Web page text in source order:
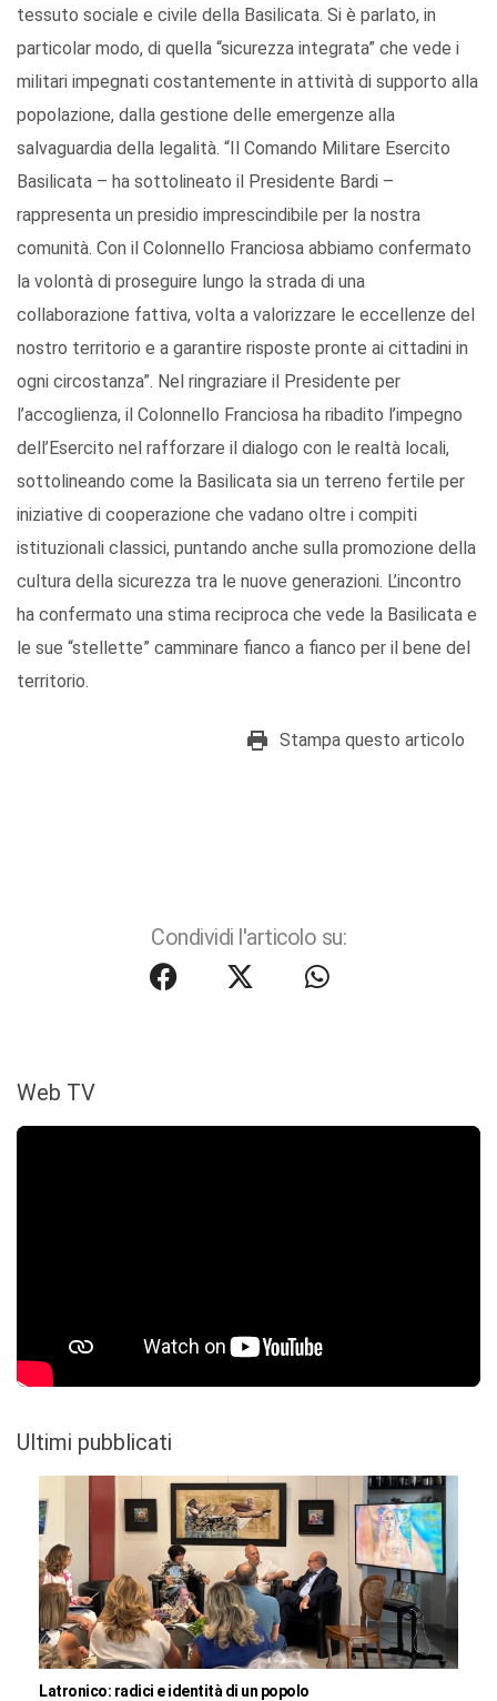
tessuto sociale e civile della Basilicata. Si è parlato, in
particolar modo, di quella “sicurezza integrata” che vede i
militari impegnati costantemente in attività di supporto alla
popolazione, dalla gestione delle emergenze alla
salvaguardia della legalità. “Il Comando Militare Esercito
Basilicata – ha sottolineato il Presidente Bardi –
rappresenta un presidio imprescindibile per la nostra
comunità. Con il Colonnello Franciosa abbiamo confermato
la volontà di proseguire lungo la strada di una
collaborazione fattiva, volta a valorizzare le eccellenze del
nostro territorio e a garantire risposte pronte ai cittadini in
ogni circostanza”. Nel ringraziare il Presidente per
l’accoglienza, il Colonnello Franciosa ha ribadito l’impegno
dell’Esercito nel rafforzare il dialogo con le realtà locali,
sottolineando come la Basilicata sia un terreno fertile per
iniziative di cooperazione che vadano oltre i compiti
istituzionali classici, puntando anche sulla promozione della
cultura della sicurezza tra le nuove generazioni. L’incontro
ha confermato una stima reciproca che vede la Basilicata e
le sue “stellette” camminare fianco a fianco per il bene del
territorio.
Stampa questo articolo
Condividi l'articolo su:
Web TV
Ultimi pubblicati
Latronico: radici e identità di un popolo